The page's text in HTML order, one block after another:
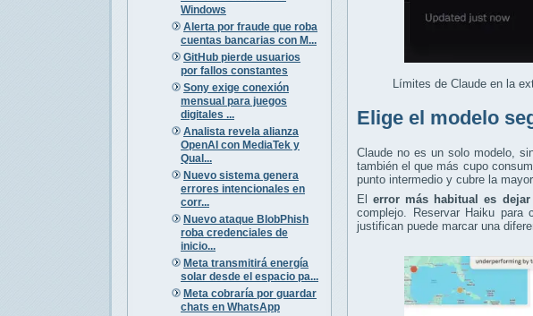
Windows
Alerta por fraude que roba
cuentas bancarias con M...
GitHub pierde usuarios
por fallos constantes
Sony exige conexión
mensual para juegos
digitales ...
Analista revela alianza
OpenAI con MediaTek y
Qual...
Nuevo sistema genera
errores intencionales en
corr...
Nuevo ataque BlobPhish
roba credenciales de
inicio...
Meta transmitirá energía
solar desde el espacio pa...
Meta cobraría por guardar
chats en WhatsApp
Límites de Claude en la
Elige el modelo
Claude no es un solo modelo,
también el que más cupo
punto intermedio y cubre la
Elerror más habitual es
complejo. Reservar Haiku
justifican puede marcar una